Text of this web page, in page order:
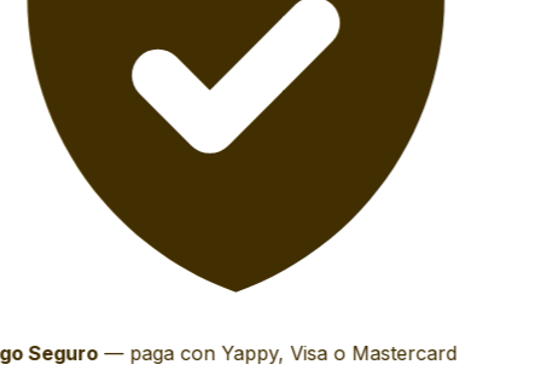
Seguro—paga con Yappy, Visa o Mastercard